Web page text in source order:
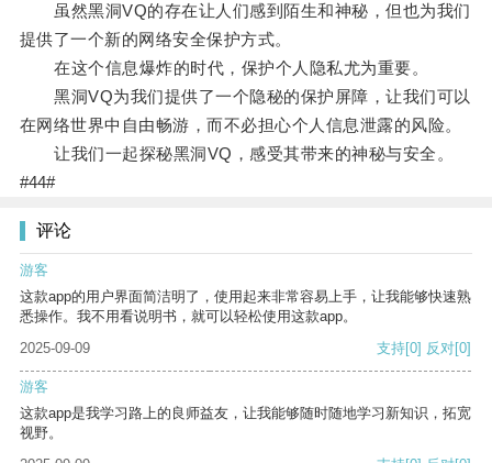
虽然黑洞VQ的存在让人们感到陌生和神秘，但也为我们
提供了一个新的网络安全保护方式。
在这个信息爆炸的时代，保护个人隐私尤为重要。
黑洞VQ为我们提供了一个隐秘的保护屏障，让我们可以
在网络世界中自由畅游，而不必担心个人信息泄露的风险。
让我们一起探秘黑洞VQ，感受其带来的神秘与安全。
#44#
评论
游客
这款app的用户界面简洁明了，使用起来非常容易上手，让我能够快速熟
悉操作。我不用看说明书，就可以轻松使用这款app。
2025-09-09
支持[0] 反对[0]
游客
这款app是我学习路上的良师益友，让我能够随时随地学习新知识，拓宽
视野。